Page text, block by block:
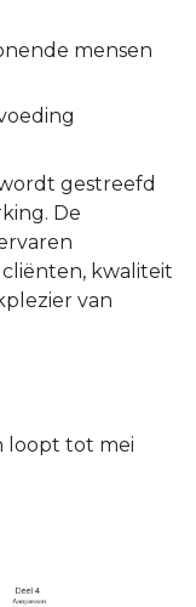
mensen
gestreefd
De
kwaliteit
van
loopt tot mei